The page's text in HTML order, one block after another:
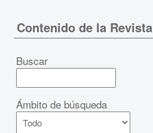
Contenido de la Revista
Buscar
Ámbito de búsqueda